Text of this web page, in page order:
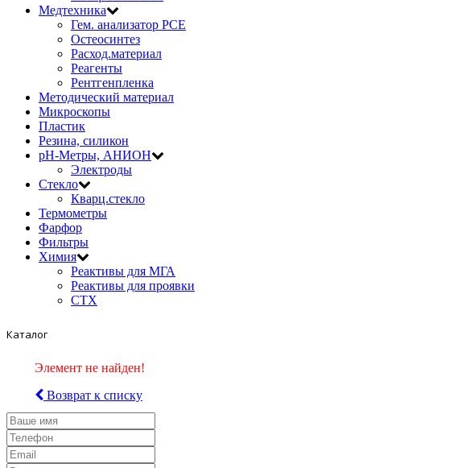
Медтехника
Гем. анализатор РСЕ
Остеосинтез
Расход.материал
Реагенты
Рентгенпленка
Методический материал
Микроскопы
Пластик
Резина, силикон
рН-Метры, АНИОН
Электроды
Стекло
Кварц.стекло
Термометры
Фарфор
Фильтры
Химия
Реактивы для МГА
Реактивы для проявки
СТХ
Каталог
Элемент не найден!
Возврат к списку